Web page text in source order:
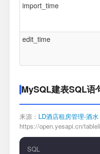
import_time
edit_time
MySQL建表SQL语
来源： LD酒店租房管理-酒水
https://open.yesapi.cn/
SQL